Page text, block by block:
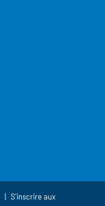
S'inscrire aux